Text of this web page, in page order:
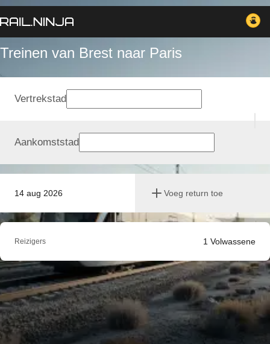
Treinen van Brest naar Paris
14 aug 2026 Voeg return toe
Vertrekstad
Aankomststad
Reizigers 1 Volwassene